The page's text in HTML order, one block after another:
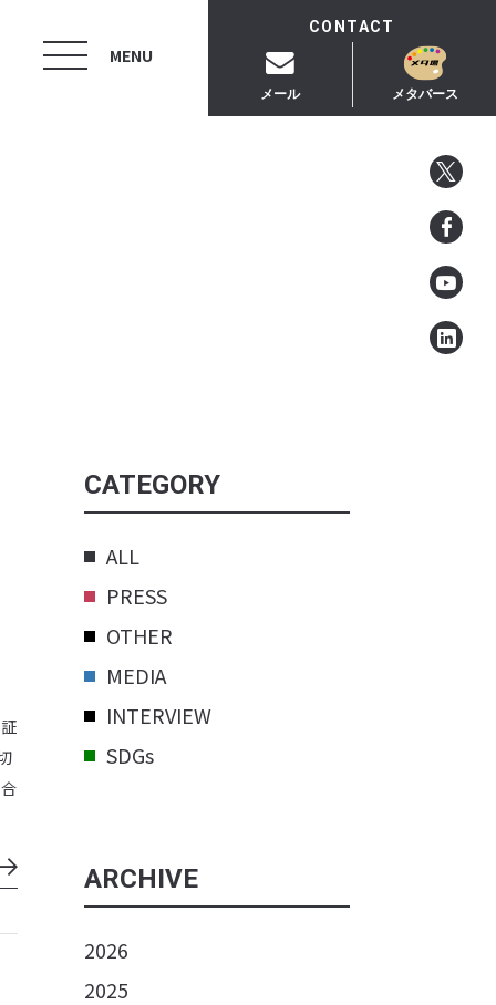
MENU
CONTACT
メール メタバース
CATEGORY
ALL
PRESS
OTHER
MEDIA
INTERVIEW
SDGs
ARCHIVE
2026
2025